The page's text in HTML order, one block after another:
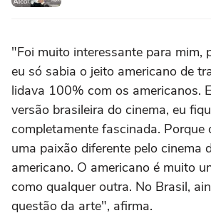
"Foi muito interessante para mim,
eu só sabia o jeito americano de
lidava 100% com os americanos.
versão brasileira do cinema, eu
completamente fascinada. Porque
uma paixão diferente pelo cinema
americano. O americano é muito
como qualquer outra. No Brasil,
questão da arte", afirma.